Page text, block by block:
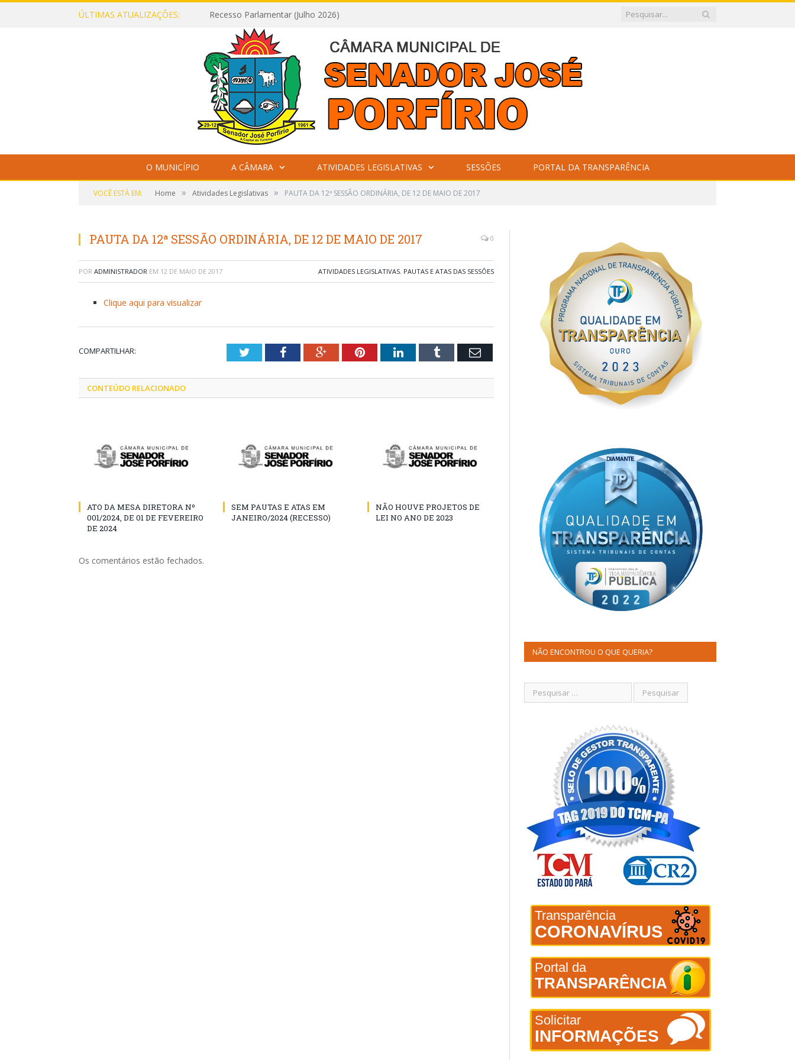
ÚLTIMAS ATUALIZAÇÕES: Recesso Parlamentar (Julho 2026)
O MUNICÍPIO A CÂMARA ATIVIDADES LEGISLATIVAS SESSÕES PORTAL DA TRANSPARÊNCIA
VOCÊ ESTÁ EM: Home » Atividades Legislativas » PAUTA DA 12ª SESSÃO ORDINÁRIA, DE 12 DE MAIO DE 2017
PAUTA DA 12ª SESSÃO ORDINÁRIA, DE 12 DE MAIO DE 2017 0
POR ADMINISTRADOR EM 12 DE MAIO DE 2017 ATIVIDADES LEGISLATIVAS, PAUTAS E ATAS DAS SESSÕES
Clique aqui para visualizar
COMPARTILHAR: TwitterFacebookGoogle+PinterestLinkedInTumblr Email
CONTEÚDO RELACIONADO
ATO DA MESA DIRETORA Nº
001/2024, DE 01 DE FEVEREIRO
DE 2024
SEM PAUTAS E ATAS EM
JANEIRO/2024 (RECESSO)
NÃO HOUVE PROJETOS DE
LEI NO ANO DE 2023
Os comentários estão fechados.
NÃO ENCONTROU O QUE QUERIA?
Transparência
CORONAVÍRUS
Portal da
TRANSPARÊNCIA
Solicitar
INFORMAÇÕES